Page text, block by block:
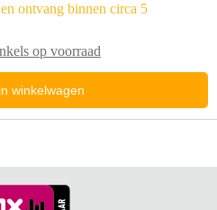
ontvang binnen circa 5
op voorraad
winkelwagen